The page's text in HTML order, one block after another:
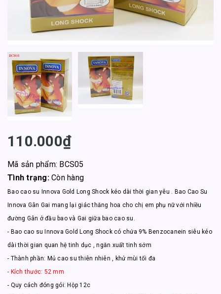
110.000₫
Mã sản phẩm: BCS05
Tình trạng: Còn hàng
Bao cao su Innova Gold Long Shock kéo dài thời gian yêu . Bao Cao Su
Innova Gân Gai mang lại giác thăng hoa cho chị em phụ nữ với nhiều
đường Gân ở đầu bao và Gai giữa bao cao su.
- Bao cao su Innova Gold Long Shock có chứa 9% Benzocanein siêu kéo
dài thời gian quan hệ tinh dục , ngăn xuất tinh sớm
- Thành phần: Mủ cao su thiên nhiên , khử mùi tối đa
- Kích thước: 52 mm
- Quy cách đóng gói: Hộp 12c